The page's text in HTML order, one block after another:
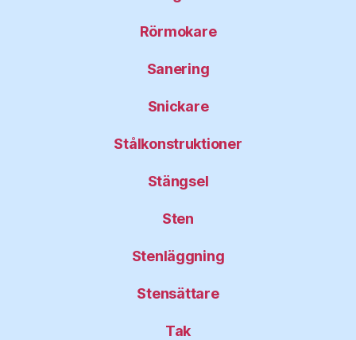
Rörmokare
Sanering
Snickare
Stålkonstruktioner
Stängsel
Sten
Stenläggning
Stensättare
Tak